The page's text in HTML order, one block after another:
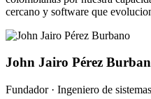
cercano y software que
John Jairo Pérez
Fundador · Ingeniero de sistemas